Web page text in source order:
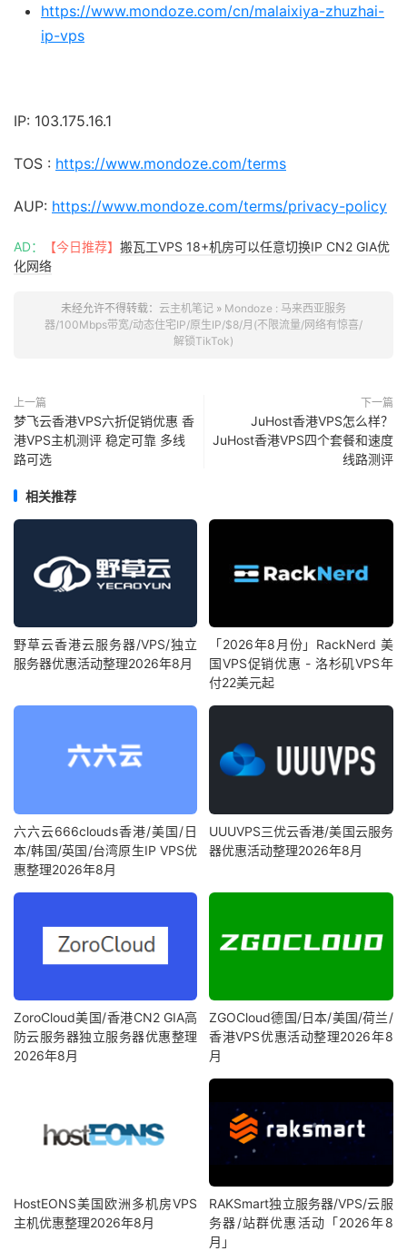
https://www.mondoze.com/cn/malaixiya-zhuzhai-
ip-vps
IP: 103.175.16.1
TOS : https://www.mondoze.com/terms
AUP: https://www.mondoze.com/terms/privacy-policy
AD： 【今日推荐】 搬瓦工VPS 18+机房可以任意切换IP CN2 GIA优
化网络
未经允许不得转载： 云主机笔记 » Mondoze : 马来西亚服务
器/100Mbps带宽/动态住宅IP/原生IP/$8/月(不限流量/网络有惊喜/
解锁TikTok)
上一篇
梦飞云香港VPS六折促销优惠 香
港VPS主机测评 稳定可靠 多线
路可选
下一篇
JuHost香港VPS怎么样？
JuHost香港VPS四个套餐和速度
线路测评
相关推荐
野草云香港云服务器/VPS/独立
服务器优惠活动整理2026年8月
「2026年8月份」RackNerd 美
国VPS促销优惠 - 洛杉矶VPS年
付22美元起
六六云666clouds香港/美国/日
本/韩国/英国/台湾原生IP VPS优
惠整理2026年8月
UUUVPS三优云香港/美国云服务
器优惠活动整理2026年8月
ZoroCloud美国/香港CN2 GIA高
防云服务器独立服务器优惠整理
2026年8月
ZGOCloud德国/日本/美国/荷兰/
香港VPS优惠活动整理2026年8
月
HostEONS美国欧洲多机房VPS
主机优惠整理2026年8月
RAKSmart独立服务器/VPS/云服
务器/站群优惠活动「2026年8
月」